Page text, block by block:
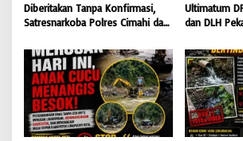
Diberitakan Tanpa Konfirmasi,
Satresnarkoba Polres Cimahi dan
Sepihak
Ultimatum
dan DLH
Limbah
Jalur Hukum
Pusat